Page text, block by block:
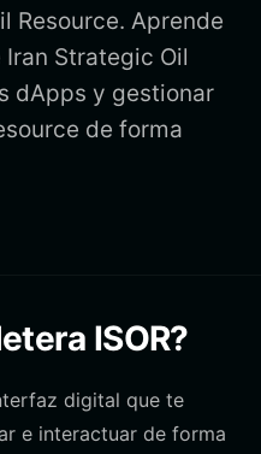
Resource. Aprende
Strategic Oil
dApps y gestionar
de forma
ISOR?
digital que te
e interactuar de forma